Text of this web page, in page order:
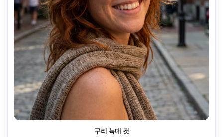
구리 늑대 컷